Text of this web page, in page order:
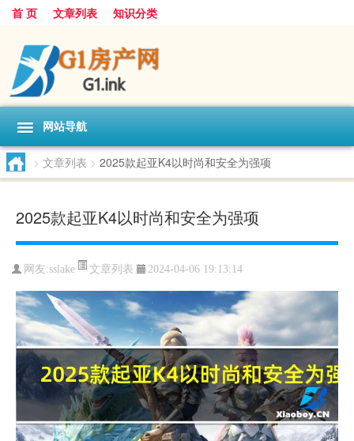
首 页 文章列表 知识分类
网站导航
> 文章列表 > 2025款起亚K4以时尚和安全为强项
2025款起亚K4以时尚和安全为强项
网友:sslake 文章列表 2024-04-06 19:13:14